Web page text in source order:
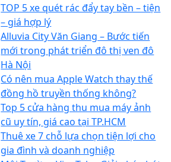
TOP 5 xe quét rác đẩy tay bền – tiện
– giá hợp lý
Alluvia City Văn Giang – Bước tiến
mới trong phát triển đô thị ven đô
Hà Nội
Có nên mua Apple Watch thay thế
đồng hồ truyền thống không?
Top 5 cửa hàng thu mua máy ảnh
cũ uy tín, giá cao tại TP.HCM
Thuê xe 7 chỗ lựa chọn tiện lợi cho
gia đình và doanh nghiệp